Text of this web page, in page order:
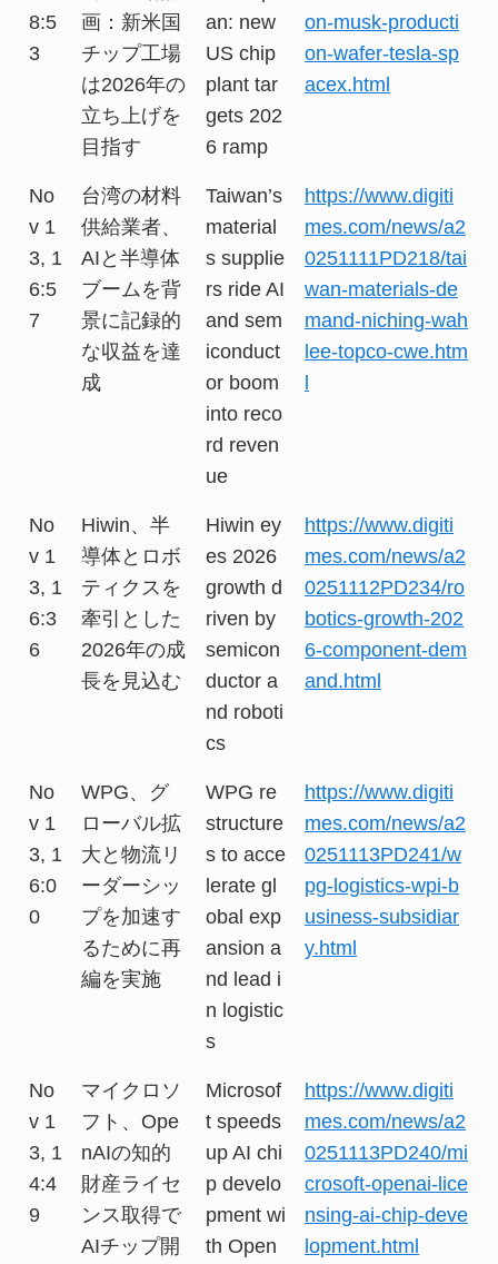
8:5
3
画：新米国
チップ工場
は2026年の
立ち上げを
目指す
an: new
US chip
plant tar
gets 202
6 ramp
on-musk-producti
on-wafer-tesla-sp
acex.html
No
v 1
3, 1
6:5
7
台湾の材料
供給業者、
AIと半導体
ブームを背
景に記録的
な収益を達
成
Taiwan’s
material
s supplie
rs ride AI
and sem
iconduct
or boom
into reco
rd reven
ue
https://www.digiti
mes.com/news/a2
0251111PD218/tai
wan-materials-de
mand-niching-wah
lee-topco-cwe.htm
l
No
v 1
3, 1
6:3
6
Hiwin、半
導体とロボ
ティクスを
牽引とした
2026年の成
長を見込む
Hiwin ey
es 2026
growth d
riven by
semicon
ductor a
nd roboti
cs
https://www.digiti
mes.com/news/a2
0251112PD234/ro
botics-growth-202
6-component-dem
and.html
No
v 1
3, 1
6:0
0
WPG、グ
ローバル拡
大と物流リ
ーダーシッ
プを加速す
るために再
編を実施
WPG re
structure
s to acce
lerate gl
obal exp
ansion a
nd lead i
n logistic
s
https://www.digiti
mes.com/news/a2
0251113PD241/w
pg-logistics-wpi-b
usiness-subsidiar
y.html
No
v 1
3, 1
4:4
9
マイクロソ
フト、Ope
nAIの知的
財産ライセ
ンス取得で
AIチップ開
Microsof
t speeds
up AI chi
p develo
pment wi
th Open
https://www.digiti
mes.com/news/a2
0251113PD240/mi
crosoft-openai-lice
nsing-ai-chip-deve
lopment.html